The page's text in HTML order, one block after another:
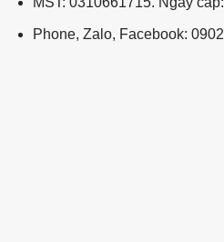
Phone, Zalo, Facebook: